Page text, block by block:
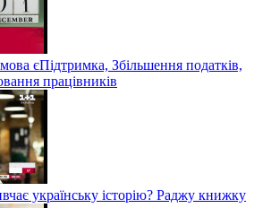
єПідтримка, Збільшення податків,
працівників
українську історію? Раджу книжку